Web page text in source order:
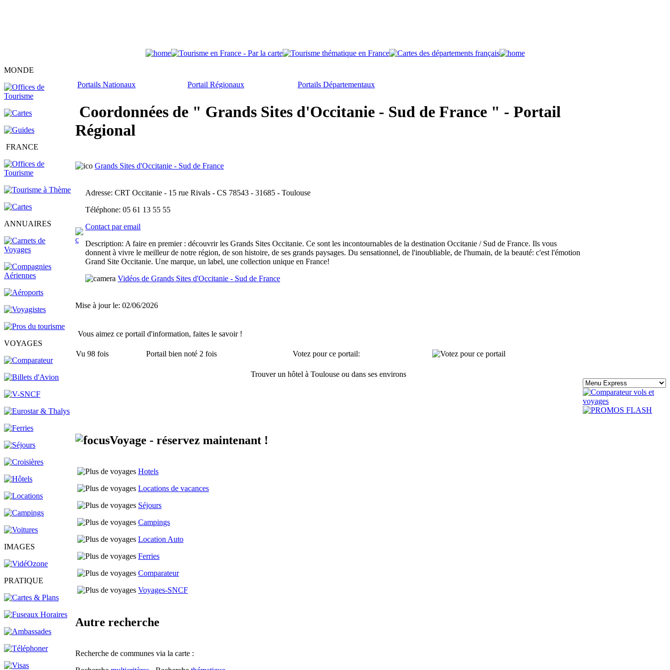
MONDE
FRANCE
ANNUAIRES
VOYAGES
IMAGES
PRATIQUE
Portails Nationaux Portail Régionaux Portails Départementaux
Coordonnées de " Grands Sites d'Occitanie - Sud de France " - Portail
Régional
Grands Sites d'Occitanie - Sud de France
Adresse: CRT Occitanie - 15 rue Rivals - CS 78543 - 31685 - Toulouse
Téléphone: 05 61 13 55 55
Contact par email
Description: A faire en premier : découvrir les Grands Sites Occitanie. Ce sont les incontournables de la destination Occitanie / Sud de France. Ils vous
donnent à vivre le meilleur de notre région, de son histoire, de ses grands paysages. Du sensationnel, de l'inoubliable, de l'humain, de la beauté: c'est l'émotion
Grand Site Occitanie. Une marque, un label, une collection unique en France!
Vidéos de Grands Sites d'Occitanie - Sud de France
Mise à jour le: 02/06/2026
Vous aimez ce portail d'information, faites le savoir !
Vu 98 fois Portail bien noté 2 fois Votez pour ce portail:
Trouver un hôtel à Toulouse ou dans ses environs
Voyage - réservez maintenant !
Hotels
Locations de vacances
Séjours
Campings
Location Auto
Ferries
Comparateur
Voyages-SNCF
Autre recherche
Recherche de communes via la carte :